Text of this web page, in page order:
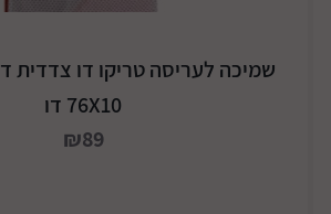
שמיכה לעריסה טריקו דו צדדית
76X10 דו
₪89